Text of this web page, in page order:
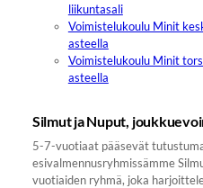
liikuntasali
Voimistelukoulu Minit
asteella
Voimistelukoulu Minit
asteella
Silmut ja Nuput,
5-7-vuotiaat pääsevät
esivalmennusryhmissämme
vuotiaiden ryhmä, joka